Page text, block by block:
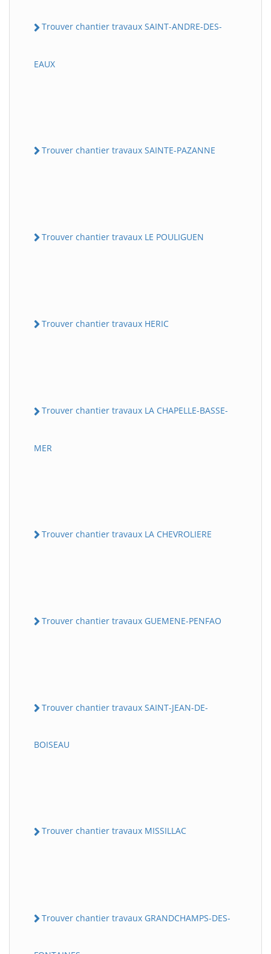
Trouver chantier travaux SAINT-ANDRE-DES-
EAUX
Trouver chantier travaux SAINTE-PAZANNE
Trouver chantier travaux LE POULIGUEN
Trouver chantier travaux HERIC
Trouver chantier travaux LA CHAPELLE-BASSE-
MER
Trouver chantier travaux LA CHEVROLIERE
Trouver chantier travaux GUEMENE-PENFAO
Trouver chantier travaux SAINT-JEAN-DE-
BOISEAU
Trouver chantier travaux MISSILLAC
Trouver chantier travaux GRANDCHAMPS-DES-